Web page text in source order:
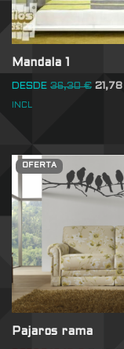
Mandala 1
DESDE 36,30€ 21,78
INCL
OFERTA
Pajaros rama